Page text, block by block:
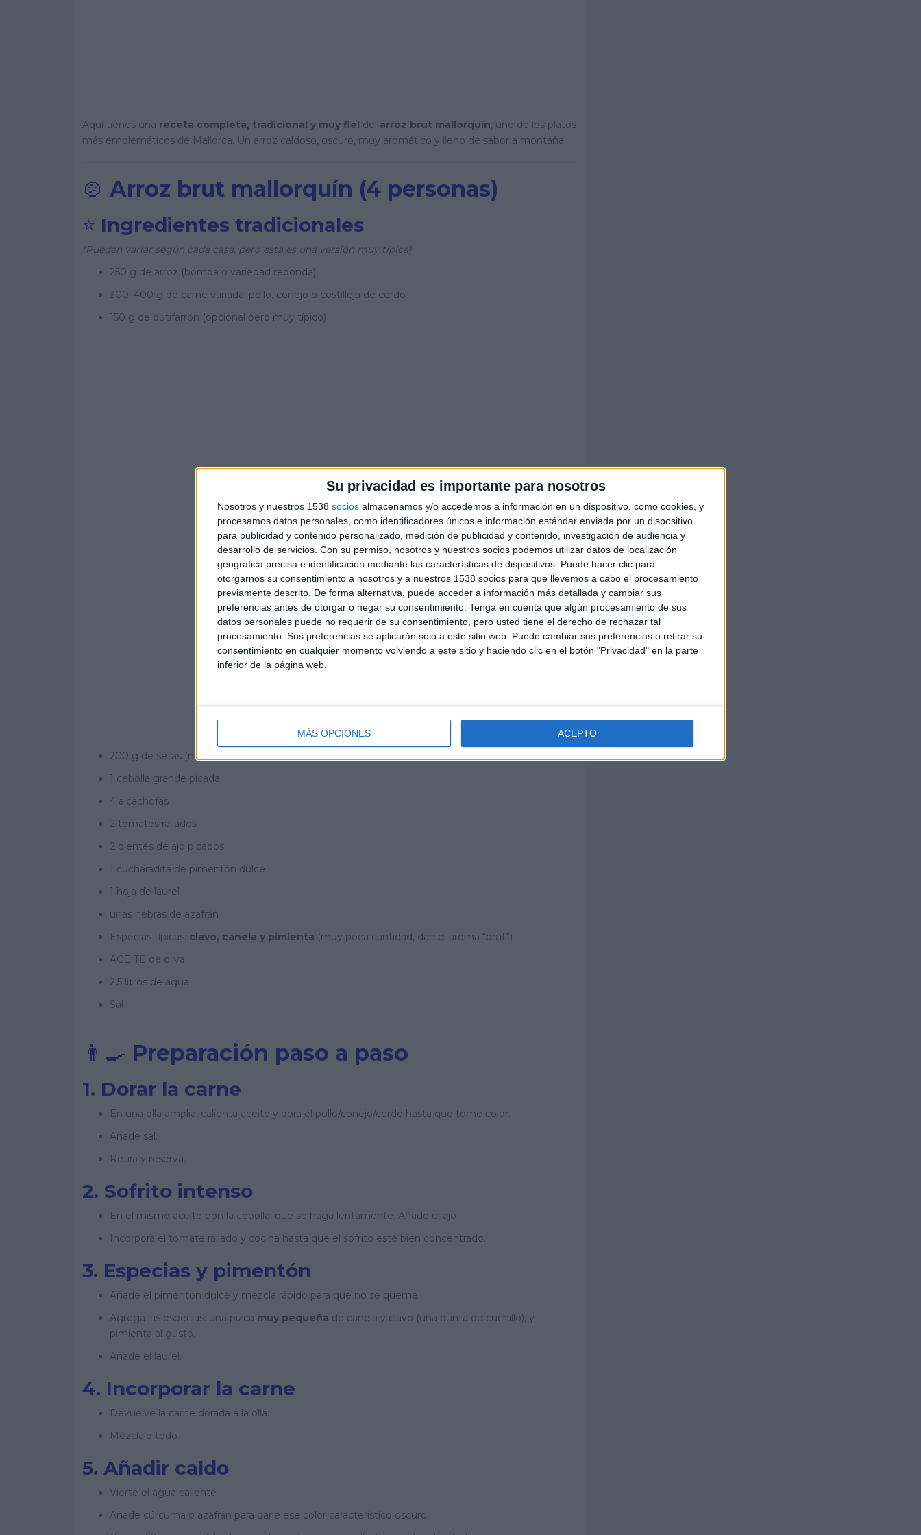
Su privacidad es importante para nosotros
Nosotros y nuestros 1538 socios almacenamos y/o accedemos a información en un dispositivo, como cookies, y
procesamos datos personales, como identificadores únicos e información estándar enviada por un dispositivo
para publicidad y contenido personalizado, medición de publicidad y contenido, investigación de audiencia y
desarrollo de servicios. Con su permiso, nosotros y nuestros socios podemos utilizar datos de localización
geográfica precisa e identificación mediante las características de dispositivos. Puede hacer clic para
otorgarnos su consentimiento a nosotros y a nuestros 1538 socios para que llevemos a cabo el procesamiento
previamente descrito. De forma alternativa, puede acceder a información más detallada y cambiar sus
preferencias antes de otorgar o negar su consentimiento. Tenga en cuenta que algún procesamiento de sus
datos personales puede no requerir de su consentimiento, pero usted tiene el derecho de rechazar tal
procesamiento. Sus preferencias se aplicarán solo a este sitio web. Puede cambiar sus preferencias o retirar su
consentimiento en cualquier momento volviendo a este sitio y haciendo clic en el botón "Privacidad" en la parte
inferior de la página web.
MÁS OPCIONES ACEPTO
Aquí tienes una receta completa, tradicional y muy fiel del arroz brut mallorquín, uno de los platos
más emblemáticos de Mallorca. Un arroz caldoso, oscuro, muy aromático y lleno de sabor a montaña.
🍲 Arroz brut mallorquín (4 personas)
⭐ Ingredientes tradicionales
(Pueden variar según cada casa, pero esta es una versión muy típica)
250 g de arroz (bomba o variedad redonda)
300–400 g de carne variada: pollo, conejo o costilleja de cerdo
150 g de butifarrón (opcional pero muy típico)
200 g de setas (níscalos, picornells, gírgolas o mezcla)
1 cebolla grande picada
4 alcachofas
2 tomates rallados
2 dientes de ajo picados
1 cucharadita de pimentón dulce
1 hoja de laurel
unas hebras de azafrán
Especias típicas: clavo, canela y pimienta (muy poca cantidad, dan el aroma “brut”)
ACEITE de oliva
2,5 litros de agua
Sal
👨‍🍳 Preparación paso a paso
1. Dorar la carne
En una olla amplia, calienta aceite y dora el pollo/conejo/cerdo hasta que tome color.
Añade sal.
Retira y reserva.
2. Sofrito intenso
En el mismo aceite pon la cebolla, que se haga lentamente. Añade el ajo
Incorpora el tomate rallado y cocina hasta que el sofrito esté bien concentrado.
3. Especias y pimentón
Añade el pimentón dulce y mezcla rápido para que no se queme.
Agrega las especias: una pizca muy pequeña de canela y clavo (una punta de cuchillo), y
pimienta al gusto.
Añade el laurel.
4. Incorporar la carne
Devuelve la carne dorada a la olla.
Mézclalo todo.
5. Añadir caldo
Vierte el agua caliente
Añade cúrcuma o azafrán para darle ese color característico oscuro.